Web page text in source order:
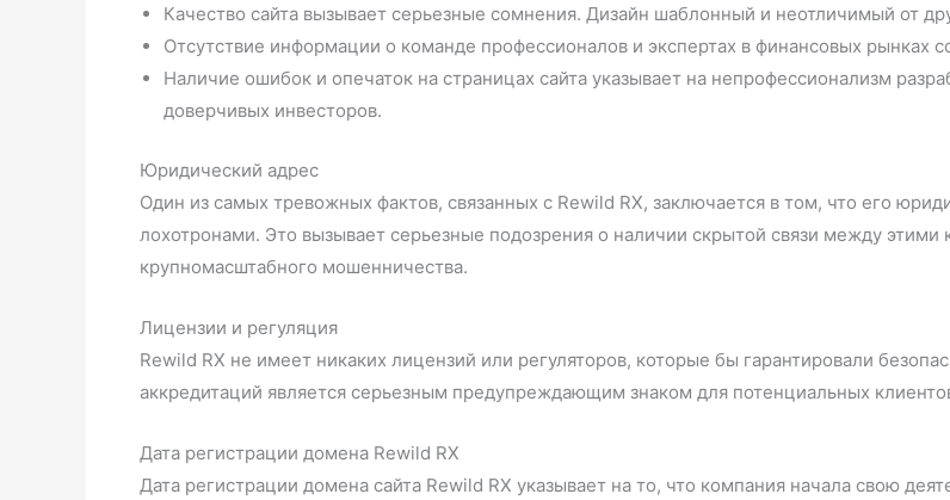
Качество сайта вызывает серьезные сомнения. Дизайн шаблонный и неотличимый от
Отсутствие информации о команде профессионалов и экспертах в финансовых рынках
Наличие ошибок и опечаток на страницах сайта указывает на непрофессионализм
доверчивых инвесторов.
Юридический адрес
Один из самых тревожных фактов, связанных с Rewild RX, заключается в том, что его
лохотронами. Это вызывает серьезные подозрения о наличии скрытой связи между
крупномасштабного мошенничества.
Лицензии и регуляция
Rewild RX не имеет никаких лицензий или регуляторов, которые бы гарантировали
аккредитаций является серьезным предупреждающим знаком для потенциальных
Дата регистрации домена Rewild RX
Дата регистрации домена сайта Rewild RX указывает на то, что компания начала свою